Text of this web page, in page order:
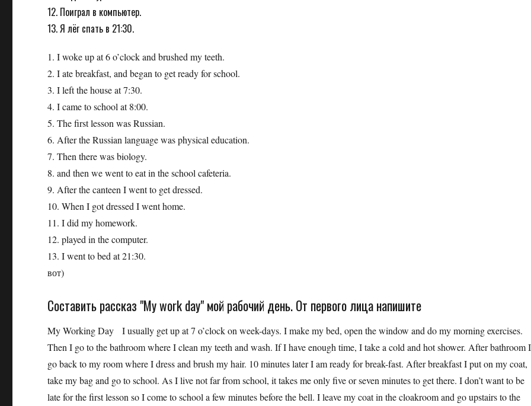
12. Поиграл в компьютер.
13. Я лёг спать в 21:30.
1. I woke up at 6 o’clock and brushed my teeth.
2. I ate breakfast, and began to get ready for school.
3. I left the house at 7:30.
4. I came to school at 8:00.
5. The first lesson was Russian.
6. After the Russian language was physical education.
7. Then there was biology.
8. and then we went to eat in the school cafeteria.
9. After the canteen I went to get dressed.
10. When I got dressed I went home.
11. I did my homework.
12. played in the computer.
13. I went to bed at 21:30.
вот)
Составить рассказ "My work day" мой рабочий день. От первого лица напишите
My Working Day I usually get up at 7 o’clock on week-days. I make my bed, open the window and do my morning exercises.
Then I go to the bathroom where I clean my teeth and wash. If I have enough time, I take a cold and hot shower. After bathroom I
go back to my room where I dress and brush my hair. 10 minutes later I am ready for break-fast. After breakfast I put on my coat,
take my bag and go to school. As I live not far from school, it takes me only five or seven minutes to get there. I don’t want to be
late for the first lesson so I come to school a few minutes before the bell. I leave my coat in the cloakroom and go upstairs to the